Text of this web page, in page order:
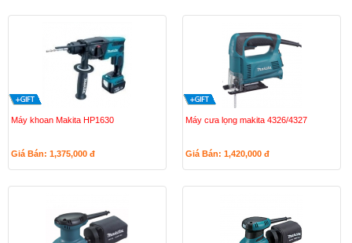
Máy khoan Makita HP1630
Giá Bán: 1,375,000 đ
Máy cưa lọng makita 4326/4327
Giá Bán: 1,420,000 đ